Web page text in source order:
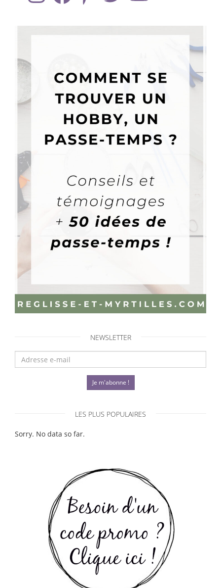
NEWSLETTER
Je m'abonne !
LES PLUS POPULAIRES
Sorry. No data so far.